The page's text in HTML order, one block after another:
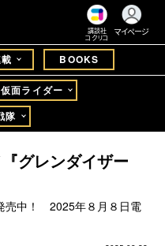
講談社
コクリコ
マイページ
BOOKS
仮面ライダー
隊
グレンダイザー
売中！ 2025年８月８日電